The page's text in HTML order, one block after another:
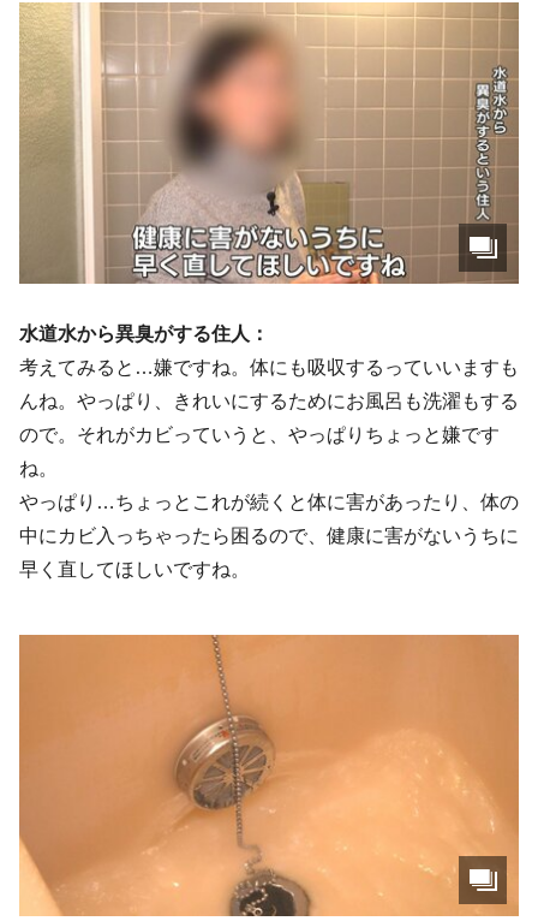
水道水から異臭がする住人：
考えてみると…嫌ですね。体にも吸収するっていいますも
んね。やっぱり、きれいにするためにお風呂も洗濯もする
ので。それがカビっていうと、やっぱりちょっと嫌です
ね。
やっぱり…ちょっとこれが続くと体に害があったり、体の
中にカビ入っちゃったら困るので、健康に害がないうちに
早く直してほしいですね。